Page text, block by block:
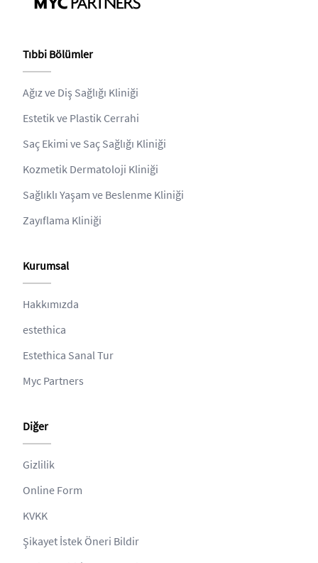
Tıbbi Bölümler
Ağız ve Diş Sağlığı Kliniği
Estetik ve Plastik Cerrahi
Saç Ekimi ve Saç Sağlığı Kliniği
Kozmetik Dermatoloji Kliniği
Sağlıklı Yaşam ve Beslenme Kliniği
Zayıflama Kliniği
Kurumsal
Hakkımızda
estethica
Estethica Sanal Tur
Myc Partners
Diğer
Gizlilik
Online Form
KVKK
Şikayet İstek Öneri Bildir